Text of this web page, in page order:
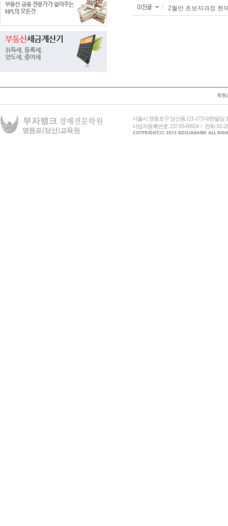
2월반 초보자과정 현
서울시 영등포구 당산동 121-173 대한빌
사업자등록번호: 237-93-00924 / 전화: 02-